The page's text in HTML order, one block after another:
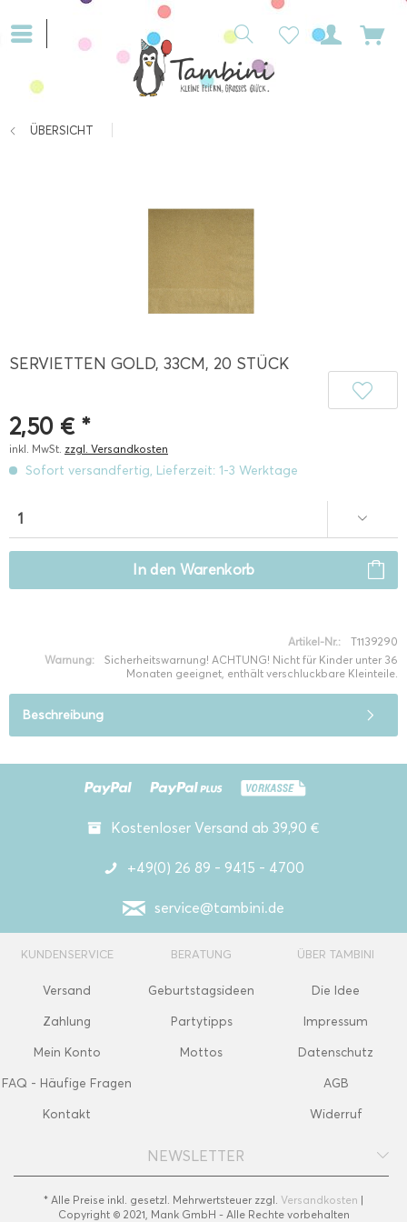
ÜBERSICHT
SERVIETTEN GOLD, 33CM, 20 STÜCK
2,50 € *
inkl. MwSt. zzgl. Versandkosten
Sofort versandfertig, Lieferzeit: 1-3 Werktage
In den Warenkorb
Artikel-Nr.:
T1139290
Warnung:
Sicherheitswarnung! ACHTUNG! Nicht für Kinder unter 36
Monaten geeignet, enthält verschluckbare Kleinteile.
Beschreibung
Kostenloser Versand ab 39,90 €
+49(0) 26 89 - 9415 - 4700
service@tambini.de
KUNDENSERVICE
Versand
Zahlung
Mein Konto
FAQ - Häufige Fragen
Kontakt
BERATUNG
Geburtstagsideen
Partytipps
Mottos
ÜBER TAMBINI
Die Idee
Impressum
Datenschutz
AGB
Widerruf
NEWSLETTER
* Alle Preise inkl. gesetzl. Mehrwertsteuer zzgl. Versandkosten |
Copyright © 2021, Mank GmbH - Alle Rechte vorbehalten